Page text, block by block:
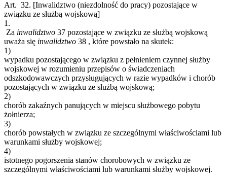
Art. 32. [Inwalidztwo (niezdolność do pracy) pozostające w
związku ze służbą wojskową]
1.
Za inwalidztwo 37 pozostające w związku ze służbą wojskową
uważa się inwalidztwo 38 , które powstało na skutek:
1)
wypadku pozostającego w związku z pełnieniem czynnej służby
wojskowej w rozumieniu przepisów o świadczeniach
odszkodowawczych przysługujących w razie wypadków i chorób
pozostających w związku ze służbą wojskową;
2)
chorób zakaźnych panujących w miejscu służbowego pobytu
żołnierza;
3)
chorób powstałych w związku ze szczególnymi właściwościami lub
warunkami służby wojskowej;
4)
istotnego pogorszenia stanów chorobowych w związku ze
szczególnymi właściwościami lub warunkami służby wojskowej.